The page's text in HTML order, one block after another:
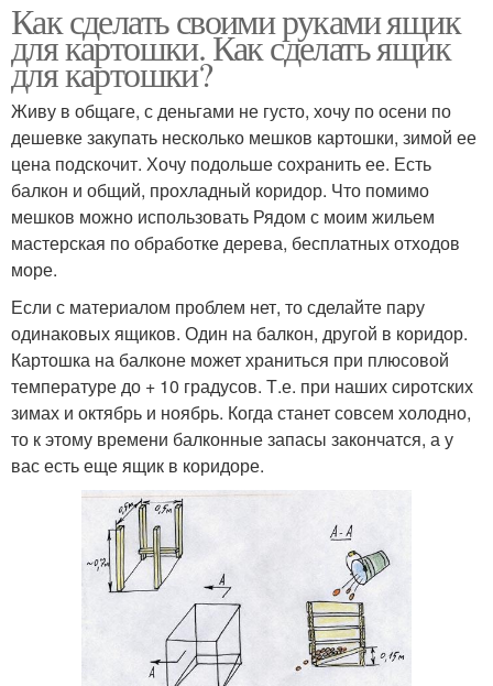
Как сделать своими руками ящик
для картошки. Как сделать ящик
для картошки?
Живу в общаге, с деньгами не густо, хочу по осени по
дешевке закупать несколько мешков картошки, зимой ее
цена подскочит. Хочу подольше сохранить ее. Есть
балкон и общий, прохладный коридор. Что помимо
мешков можно использовать Рядом с моим жильем
мастерская по обработке дерева, бесплатных отходов
море.
Если с материалом проблем нет, то сделайте пару
одинаковых ящиков. Один на балкон, другой в коридор.
Картошка на балконе может храниться при плюсовой
температуре до + 10 градусов. Т.е. при наших сиротских
зимах и октябрь и ноябрь. Когда станет совсем холодно,
то к этому времени балконные запасы закончатся, а у
вас есть еще ящик в коридоре.